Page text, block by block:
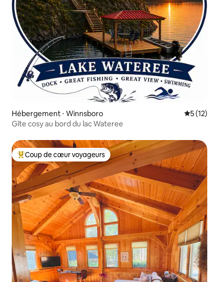
Hébergement ⋅ Winnsboro
5 (12)
Gîte cosy au bord du lac Wateree
Coups de cœur voyageurs les plus appréciés
Coup de cœur voyageurs